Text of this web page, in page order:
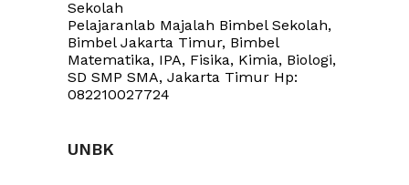
Pelajaranlab Majalah Bimbel Sekolah,
Bimbel Jakarta Timur, Bimbel
Matematika, IPA, Fisika, Kimia, Biologi,
SD SMP SMA, Jakarta Timur Hp:
082210027724
UNBK